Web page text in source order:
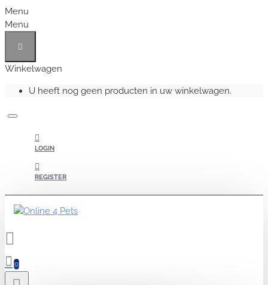
Menu
Menu
Winkelwagen
U heeft nog geen producten in uw winkelwagen.
LOGIN
REGISTER
0